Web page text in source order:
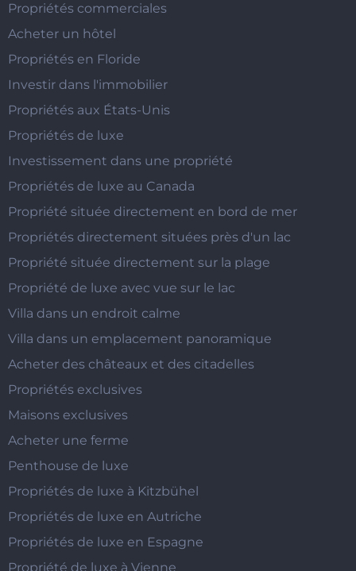
Propriétés commerciales
Acheter un hôtel
Propriétés en Floride
Investir dans l'immobilier
Propriétés aux États-Unis
Propriétés de luxe
Investissement dans une propriété
Propriétés de luxe au Canada
Propriété située directement en bord de mer
Propriétés directement situées près d'un lac
Propriété située directement sur la plage
Propriété de luxe avec vue sur le lac
Villa dans un endroit calme
Villa dans un emplacement panoramique
Acheter des châteaux et des citadelles
Propriétés exclusives
Maisons exclusives
Acheter une ferme
Penthouse de luxe
Propriétés de luxe à Kitzbühel
Propriétés de luxe en Autriche
Propriétés de luxe en Espagne
Propriété de luxe à Vienne